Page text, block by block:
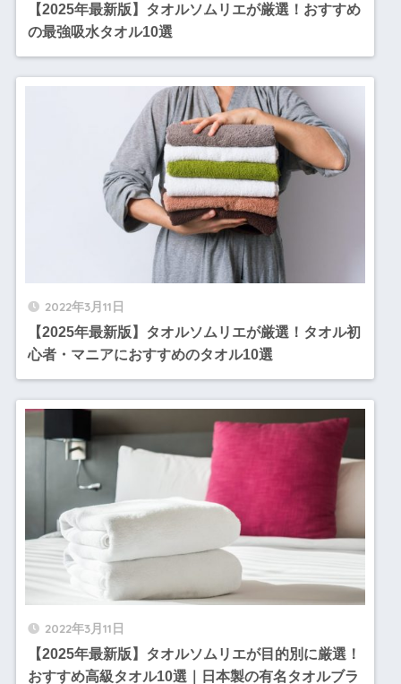
【2025年最新版】タオルソムリエが厳選！おすすめ
の最強吸水タオル10選
2022年3月11日
【2025年最新版】タオルソムリエが厳選！タオル初
心者・マニアにおすすめのタオル10選
2022年3月11日
【2025年最新版】タオルソムリエが目的別に厳選！
おすすめ高級タオル10選｜日本製の有名タオルブラ